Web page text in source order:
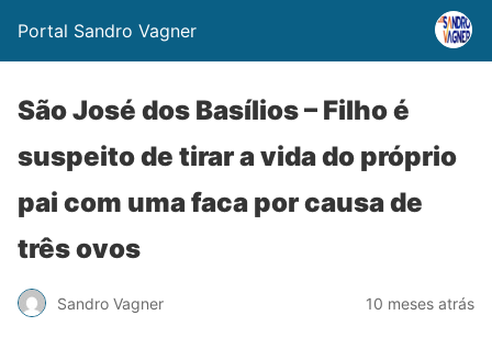
Portal Sandro Vagner
São José dos Basílios – Filho é
suspeito de tirar a vida do próprio
pai com uma faca por causa de
três ovos
Sandro Vagner 10 meses atrás